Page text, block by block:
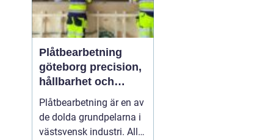
Plåtbearbetning
göteborg precision,
hållbarhet och
smarta lösningar
Plåtbearbetning är en av
de dolda grundpelarna i
västsvensk industri. Allt